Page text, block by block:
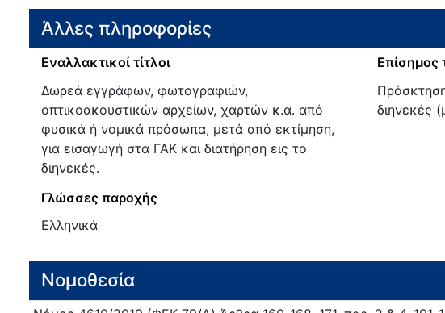
Άλλες πληροφορίες
Εναλλακτικοί τίτλοι
Δωρεά εγγράφων, φωτογραφιών,
οπτικοακουστικών αρχείων, χαρτών κ.α. από
φυσικά ή νομικά πρόσωπα, μετά από εκτίμηση,
για εισαγωγή στα ΓΑΚ και διατήρηση εις το
διηνεκές.
Επίσημος
διηνεκές
Γλώσσες παροχής
Ελληνικά
Νομοθεσία